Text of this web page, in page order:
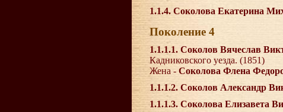
1.1.4. Соколова Екатерина
Поколение 4
1.1.1.1. Соколов Вячеслав
Кадниковского уезда. (1851)
Жена - Соколова Флена
1.1.1.2. Соколов Александр
1.1.1.3. Соколова Елизавета